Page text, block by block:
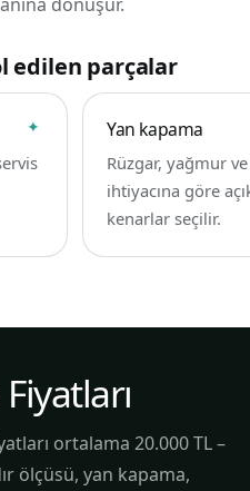
edilen parçalar
Yan kapama
Rüzgar, yağmur
ihtiyacına göre
kenarlar seçilir.
ortalama 20.000 TL –
ölçüsü, yan kapama,